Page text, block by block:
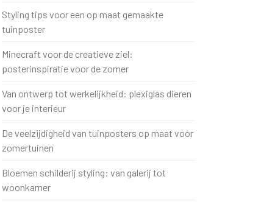
Styling tips voor een op maat gemaakte
tuinposter
Minecraft voor de creatieve ziel:
posterinspiratie voor de zomer
Van ontwerp tot werkelijkheid: plexiglas dieren
voor je interieur
De veelzijdigheid van tuinposters op maat voor
zomertuinen
Bloemen schilderij styling: van galerij tot
woonkamer